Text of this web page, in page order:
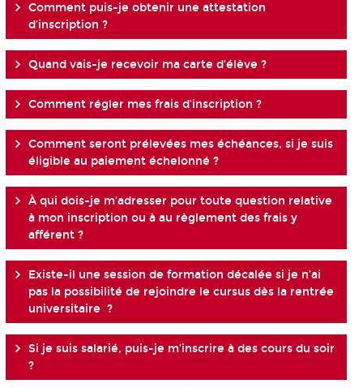
Comment puis-je obtenir une attestation
d’inscription ?
Quand vais-je recevoir ma carte d’élève ?
Comment régler mes frais d’inscription ?
Comment seront prélevées mes échéances, si je suis
éligible au paiement échelonné ?
À qui dois-je m’adresser pour toute question relative
à mon inscription ou à au règlement des frais y
afférent ?
Existe-il une session de formation décalée si je n’ai
pas la possibilité de rejoindre le cursus dès la rentrée
universitaire ?
Si je suis salarié, puis-je m’inscrire à des cours du soir
?